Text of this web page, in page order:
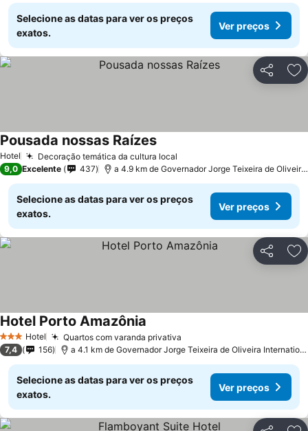
Selecione as datas para ver os preços
exatos.
Ver preços
Partilhar
Hotel Decoração temática da cultura local
Pousada nossas RaízesVer preços
9,0 Excelente 437 a 4.9 km de Governador Jorge Teixeira de
Selecione as datas para ver os preços
exatos.
Ver preços
Partilhar
3 EstrelasHotel Quartos com varanda privativa
Hotel Porto Amazônia
7,4 156 a 4.1 km de Governador Jorge Teixeira de Oliveira
Selecione as datas para ver os preços
exatos.
Ver preços